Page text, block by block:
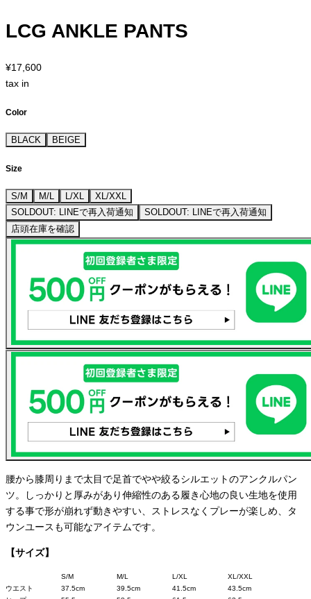
LCG ANKLE PANTS
¥17,600
tax in
Color
BLACK BEIGE
Size
S/M M/L L/XL
XL/XXL
SOLDOUT: LINEで再入荷通知
SOLDOUT: LINEで再入荷通知
店頭在庫を確認
腰から膝周りまで太目で足首でやや絞るシルエットのアンクルパン
ツ。しっかりと厚みがあり伸縮性のある履き心地の良い生地を使用
する事で形が崩れず動きやすい、ストレスなくプレーが楽しめ、タ
ウンユースも可能なアイテムです。
【サイズ】
S/M M/L L/XL
XL/XXL
ウエスト
37.5cm 39.5cm 41.5cm
43.5cm